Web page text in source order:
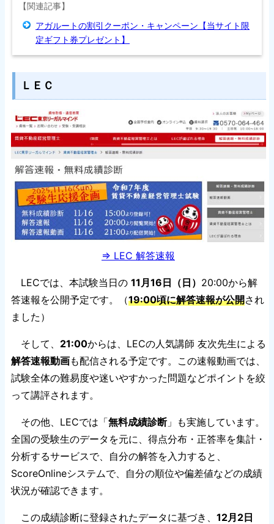
【関連記事】
アガルートの割引クーポン・キャンペーン【当サイト限
定ギフト券プレゼント】
ＬＥＣ
⇒ LEC 解答速報
LECでは、本試験当日の 11月16日（日） 20:00から解
答速報を公開予定です。（19:00頃に解答速報が公開され
ました）
そして、 21:00からは、LECの人気講師 友次先生による
解答速報動画も配信される予定です。この速報動画では、
試験全体の難易度や迷いやすかった問題などポイントを絞
って講評されます。
その他、LECでは「無料成績診断」も実施しています。
全国の受験生のデータを元に、得点分布・正答率を集計・
分析するサービスで、自分の解答を入力すると、
ScoreOnlineシステムで、自分の順位や偏差値などの成績
状況が確認できます。
この成績診断に登録されたデータに基づき、 12月2日